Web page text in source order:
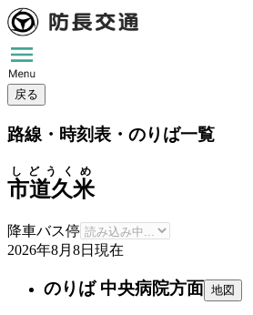
戻る
路線・時刻表・のりば一覧
市道久米
しどうくめ
降車バス停
2026年8月8日 現在
のりば 中央病院方面 地図